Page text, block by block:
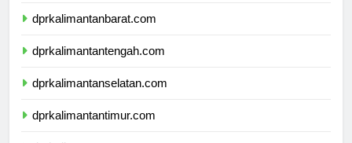
dprkalimantanbarat.com
dprkalimantantengah.com
dprkalimantanselatan.com
dprkalimantantimur.com